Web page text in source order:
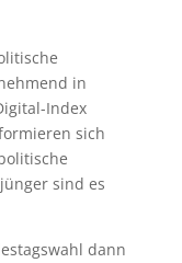
in
Index
sich
sind es
dann